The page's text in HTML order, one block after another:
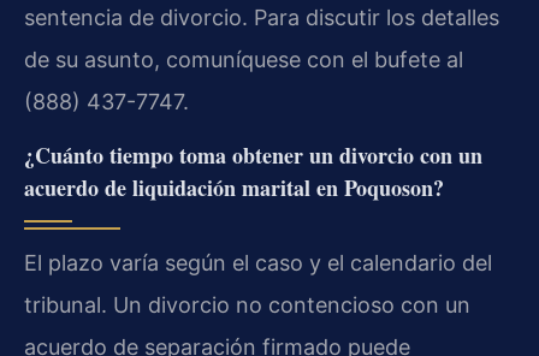
sentencia de divorcio. Para discutir los detalles
de su asunto, comuníquese con el bufete al
(888) 437-7747.
¿Cuánto tiempo toma obtener un divorcio con un
acuerdo de liquidación marital en Poquoson?
El plazo varía según el caso y el calendario del
tribunal. Un divorcio no contencioso con un
acuerdo de separación firmado puede